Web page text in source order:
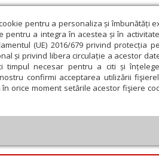
pentru a personaliza și îmbunătăți
pentru a integra în acestea și în
(UE) 2016/679 privind protecția
și privind libera circulație a acestor
timpul necesar pentru a citi și
confirmi acceptarea utilizării
orice moment setările acestor fişiere
Educaţie și Cultură